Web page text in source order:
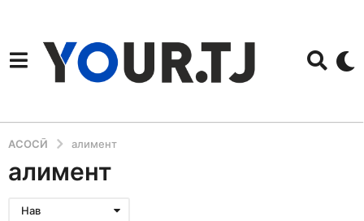
АСОСӢ алимент
алимент
Нав